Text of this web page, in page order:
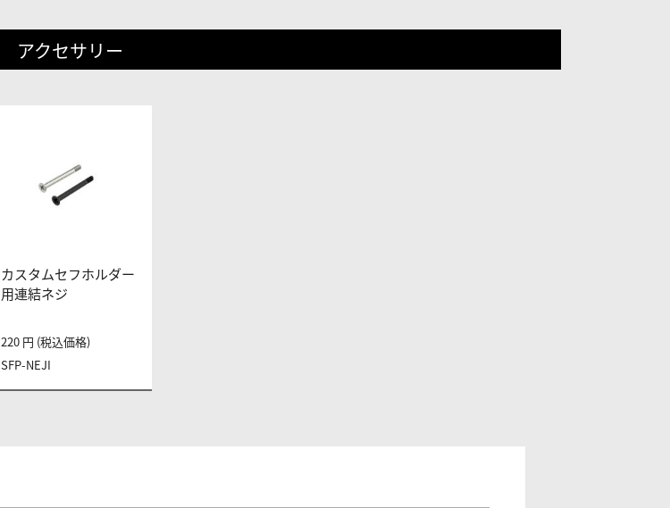
アクセサリー
カスタムセフホルダー
用連結ネジ
SFP-NEJI
220 円 (税込価格)